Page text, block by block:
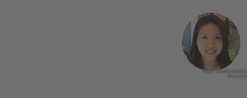
Foto: Goethe-Institut
Frankfurt